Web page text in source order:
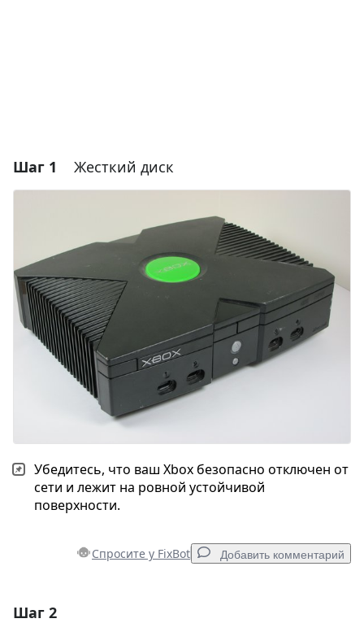
Шаг 1 Жесткий диск
Убедитесь, что ваш Xbox безопасно отключен от
сети и лежит на ровной устойчивой
поверхности.
Спросите у FixBot Добавить комментарий
Шаг 2